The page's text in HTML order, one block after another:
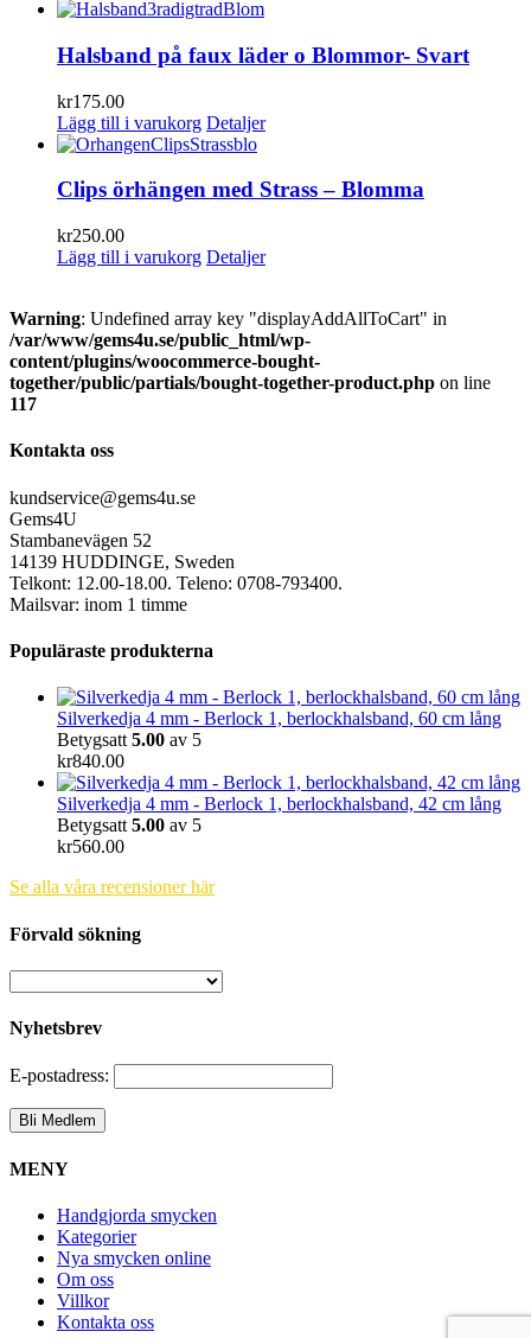
Halsband på faux läder o Blommor- Svart
kr175.00
Lägg till i varukorg Detaljer
Clips örhängen med Strass – Blomma
kr250.00
Lägg till i varukorg Detaljer
Warning: Undefined array key "displayAddAllToCart" in
/var/www/gems4u.se/public_html/wp-
content/plugins/woocommerce-bought-
together/public/partials/bought-together-product.php on line
117
Kontakta oss
kundservice@gems4u.se
Gems4U
Stambanevägen 52
14139 HUDDINGE, Sweden
Telkont: 12.00-18.00. Teleno: 0708-793400.
Mailsvar: inom 1 timme
Populäraste produkterna
Silverkedja 4 mm - Berlock 1, berlockhalsband, 60 cm lång
Betygsatt 5.00 av 5
kr840.00
Silverkedja 4 mm - Berlock 1, berlockhalsband, 42 cm lång
Betygsatt 5.00 av 5
kr560.00
Se alla våra recensioner här
Förvald sökning
Nyhetsbrev
E-postadress:
MENY
Handgjorda smycken
Kategorier
Nya smycken online
Om oss
Villkor
Kontakta oss